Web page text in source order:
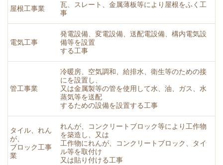
屋根工事業
瓦、スレート、金属薄板等により屋根をふく工
事
電気工事
発電設備、変電設備、送配電設備、構内電気設
備等を設置
する工事
管工事業
冷暖房、空気調和、給排水、衛生等のための接
にを設置し、
又は金属製等の管を使用して水、油、ガス、水
蒸気等を送配
するための設備を設置する工事
タイル、れん
が、
ブロック工事
業
れんが、コンクリートブロック等により工作物
を築造し、又は
工作物にれんが、コンクリートブロック、タイ
ル等を取付け
又は貼り付ける工事